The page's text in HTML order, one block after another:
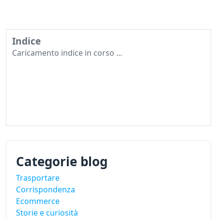
Indice
Caricamento indice in corso ...
Categorie blog
Trasportare
Corrispondenza
Ecommerce
Storie e curiosità